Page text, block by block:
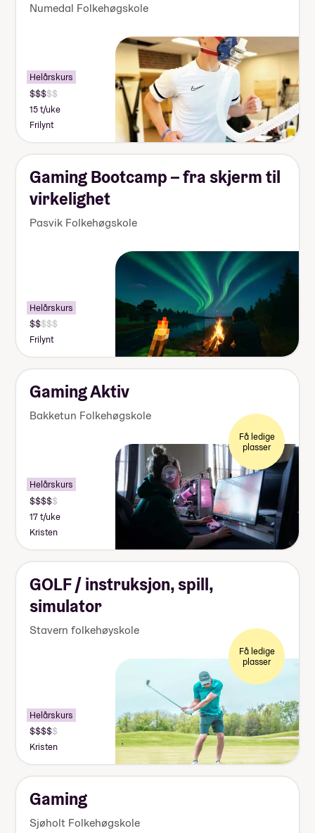
Obligatorisk: Ja
Pris: Inkludert i linjepris
Måltider pr dag inkludert: 3
Les mer om turene i Norge med multisport!
Numedal Folkehøgskole
Helårskurs
15 t/uke
Frilynt
Gaming Bootcamp – fra skjerm til
virkelighet
Pasvik Folkehøgskole
Helårskurs
Frilynt
Gaming Aktiv
Bakketun Folkehøgskole
Få ledige
plasser
Helårskurs
17 t/uke
Kristen
GOLF / instruksjon, spill,
simulator
Stavern folkehøyskole
Få ledige
plasser
Helårskurs
Kristen
Gaming
Sjøholt Folkehøgskole